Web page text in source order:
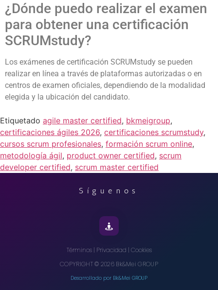
¿Dónde puedo realizar el examen
para obtener una certificación
SCRUMstudy?
Los exámenes de certificación SCRUMstudy se pueden
realizar en línea a través de plataformas autorizadas o en
centros de examen oficiales, dependiendo de la modalidad
elegida y la ubicación del candidato.
Etiquetado agile master certified, bkmeigroup,
certificaciones ágiles 2026, certificaciones scrumstudy,
cursos scrum profesionales, formación scrum online,
metodología ágil, product owner certified, scrum
developer certified, scrum master certified
Síguenos
Términos| Privacidad | Cookies
COPYRIGHT© 2026 Bk&Mei GROUP
Desarrollado por Bk&Mei GROUP